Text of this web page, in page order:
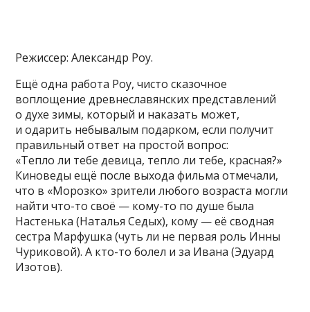
Режиссер: Александр Роу.
Ещё одна работа Роу, чисто сказочное
воплощение древнеславянских представлений
о духе зимы, который и наказать может,
и одарить небывалым подарком, если получит
правильный ответ на простой вопрос:
«Тепло ли тебе девица, тепло ли тебе, красная?»
Киноведы ещё после выхода фильма отмечали,
что в «Морозко» зрители любого возраста могли
найти что-то своё — кому-то по душе была
Настенька (Наталья Седых), кому — её сводная
сестра Марфушка (чуть ли не первая роль Инны
Чуриковой). А кто-то болел и за Ивана (Эдуард
Изотов).